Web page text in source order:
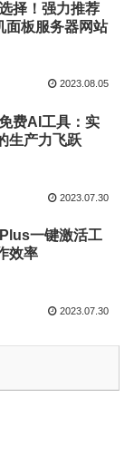
择！强力推荐
板服务器网站
2023.08.05
费AI工具：实
生产力飞跃
2023.07.30
一键激活工
效率
2023.07.30